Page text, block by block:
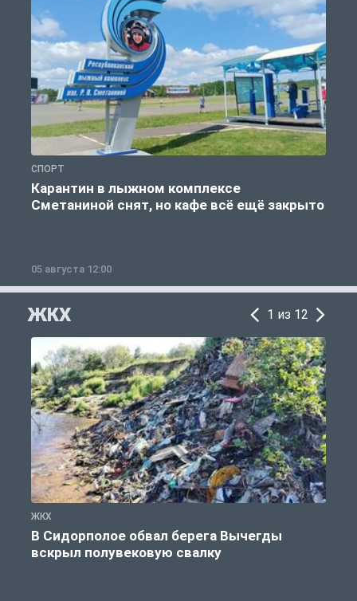
СПОРТ
Карантин в лыжном комплексе
Сметаниной снят, но кафе всё ещё закрыто
05 августа 12:00
ЖКХ 1 из 12
ЖКХ
В Сидорполое обвал берега Вычегды
вскрыл полувековую свалку